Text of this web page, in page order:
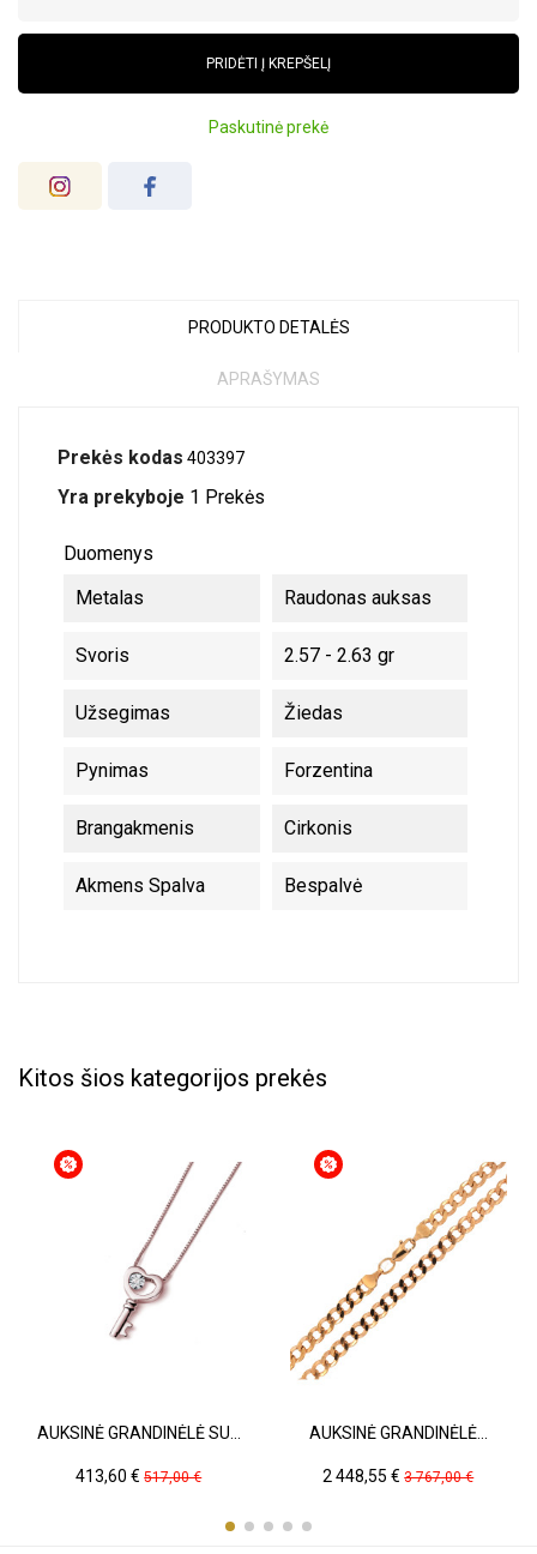
PRIDĖTI Į KREPŠELĮ
Paskutinė prekė
PRODUKTO DETALĖS
APRAŠYMAS
Prekės kodas 403397
Yra prekyboje 1 Prekės
Duomenys
Metalas
Raudonas auksas
Svoris 2.57 - 2.63 gr
Užsegimas Žiedas
Pynimas Forzentina
Brangakmenis Cirkonis
Akmens Spalva Bespalvė
Kitos šios kategorijos prekės
AUKSINĖ GRANDINĖLĖ SU...
Kaina
413,60 € Pradinė
517,00 €
AUKSINĖ GRANDINĖLĖ...
Kaina
2 448,55 € Pradinė
3 767,00 €